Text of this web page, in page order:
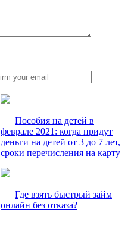
Пособия на детей в
феврале 2021: когда придут
деньги на детей от 3 до 7 лет,
сроки перечисления на карту
Где взять быстрый займ
онлайн без отказа?